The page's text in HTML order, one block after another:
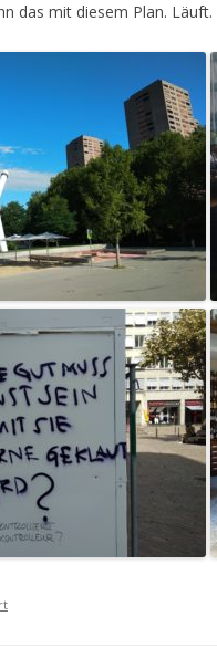
das mit diesem Plan. Läuft.